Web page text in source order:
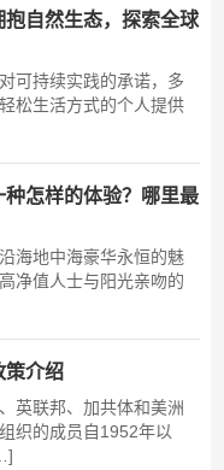
自然生态，探索全球
可持续实践的承诺，多
松生活方式的个人提供
怎样的体验？哪里最
海地中海豪华永恒的魅
净值人士与阳光亲吻的
策介绍
英联邦、加共体和美洲
织的成员自1952年以